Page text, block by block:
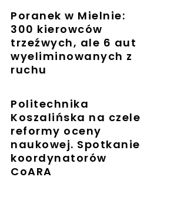
Poranek w Mielnie:
300 kierowców
trzeźwych, ale 6 aut
wyeliminowanych z
ruchu
Politechnika
Koszalińska na czele
reformy oceny
naukowej. Spotkanie
koordynatorów
CoARA